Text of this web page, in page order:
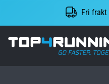
Fri frakt